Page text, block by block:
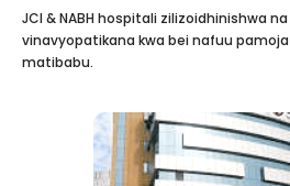
JCI & NABH hospitali zilizoidhinishwa
vinavyopatikana kwa bei nafuu
matibabu.